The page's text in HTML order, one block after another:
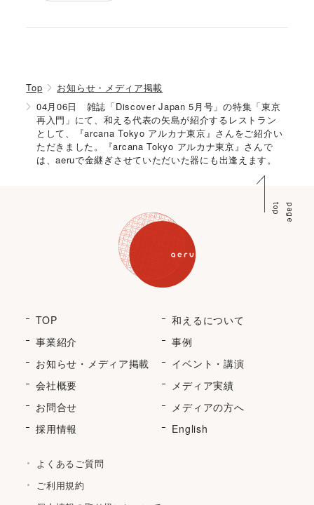
Top
お知らせ・メディア掲載
04月06日 雑誌「Discover Japan 5月号」の特集「東京
再入門」にて、和える代表の矢島が紹介するレストラン
として、『arcana Tokyo アルカナ東京』さんをご紹介い
ただきました。『arcana Tokyo アルカナ東京』さんで
は、aeruで金継ぎさせていただいた器にも出逢えます。
p
a
g
e
t
o
p
TOP
和えるについて
事業紹介
事例
お知らせ・メディア掲載
イベント・講演
会社概要
メディア実績
お問合せ
メディアの方へ
採用情報
English
よくあるご質問
ご利用規約